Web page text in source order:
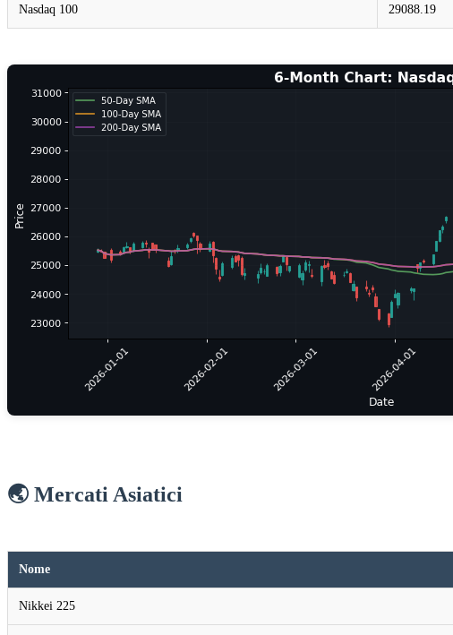
Nasdaq 100 29088.19
🌏 Mercati Asiatici
Nome
Nikkei 225